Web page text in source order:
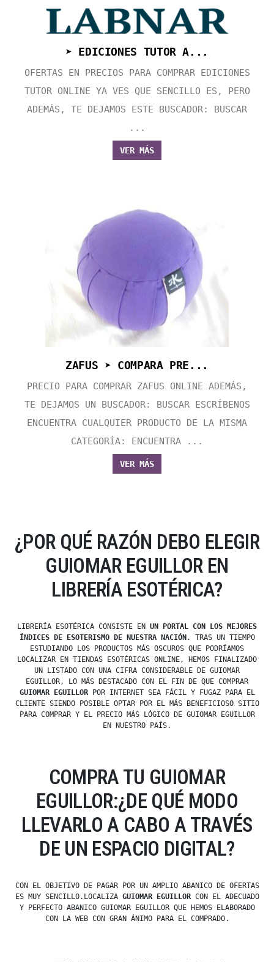
➤ EDICIONES TUTOR A...
OFERTAS EN PRECIOS PARA COMPRAR EDICIONES
TUTOR ONLINE YA VES QUE SENCILLO ES, PERO
ADEMÁS, TE DEJAMOS ESTE BUSCADOR: BUSCAR
...
VER MÁS
ZAFUS ➤ COMPARA PRE...
PRECIO PARA COMPRAR ZAFUS ONLINE ADEMÁS,
TE DEJAMOS UN BUSCADOR: BUSCAR ESCRÍBENOS
ENCUENTRA CUALQUIER PRODUCTO DE LA MISMA
CATEGORÍA: ENCUENTRA ...
VER MÁS
¿POR QUÉ RAZÓN DEBO ELEGIR
GUIOMAR EGUILLOR EN
LIBRERÍA ESOTÉRICA?
LIBRERÍA ESOTÉRICA CONSISTE EN UN PORTAL CON LOS MEJORES
ÍNDICES DE ESOTERISMO DE NUESTRA NACIÓN . TRAS UN TIEMPO
ESTUDIANDO LOS PRODUCTOS MÁS OSCUROS QUE PODRÍAMOS
LOCALIZAR EN TIENDAS ESOTÉRICAS ONLINE, HEMOS FINALIZADO
UN LISTADO CON UNA CIFRA CONSIDERABLE DE GUIOMAR
EGUILLOR, LO MÁS DESTACADO CON EL FIN DE QUE COMPRAR
GUIOMAR EGUILLORPOR INTERNET SEA FÁCIL Y FUGAZ PARA EL
CLIENTE SIENDO POSIBLE OPTAR POR EL MÁS BENEFICIOSO SITIO
PARA COMPRAR Y EL PRECIO MÁS LÓGICO DE GUIOMAR EGUILLOR
EN NUESTRO PAÍS.
COMPRA TU GUIOMAR
EGUILLOR:¿DE QUÉ MODO
LLEVARLO A CABO A TRAVÉS
DE UN ESPACIO DIGITAL?
CON EL OBJETIVO DE PAGAR POR UN AMPLIO ABANICO DE OFERTAS
ES MUY SENCILLO.LOCALIZA GUIOMAR EGUILLORCON EL ADECUADO
Y PERFECTO ABANICO GUIOMAR EGUILLOR QUE HEMOS ELABORADO
CON LA WEB CON GRAN ÁNIMO PARA EL COMPRADO.